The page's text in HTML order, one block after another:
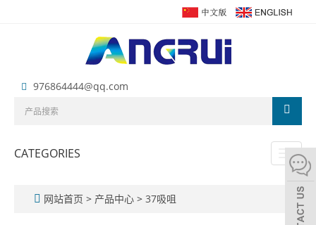
976864444@qq.com
Toggle
CATEGORIES
网站首页 > 产品中心 > 37吸咀